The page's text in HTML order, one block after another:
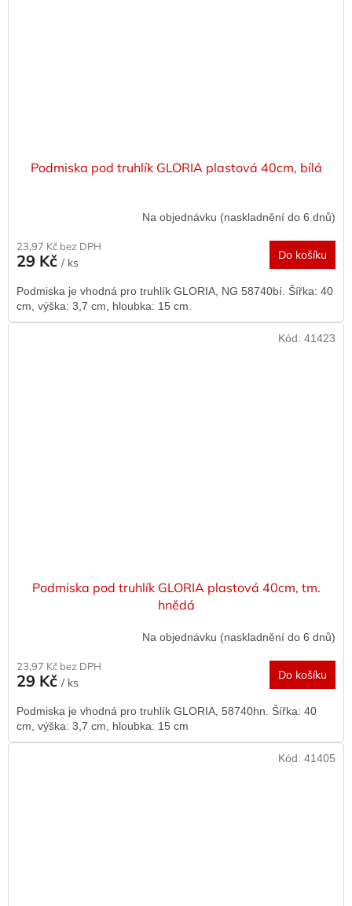
Podmiska pod truhlík GLORIA plastová 40cm, bílá
Na objednávku (naskladnění do 6 dnů)
23,97 Kč bez DPH
29 Kč / ks
Do košíku
Podmiska je vhodná pro truhlík GLORIA, NG 58740bí. Šířka: 40
cm, výška: 3,7 cm, hloubka: 15 cm.
Podmiska pod truhlík GLORIA plastová 40cm, tm.
hnědá
Na objednávku (naskladnění do 6 dnů)
23,97 Kč bez DPH
29 Kč / ks
Do košíku
Podmiska je vhodná pro truhlík GLORIA, 58740hn. Šířka: 40
cm, výška: 3,7 cm, hloubka: 15 cm
Kód: 41423
Kód: 41405